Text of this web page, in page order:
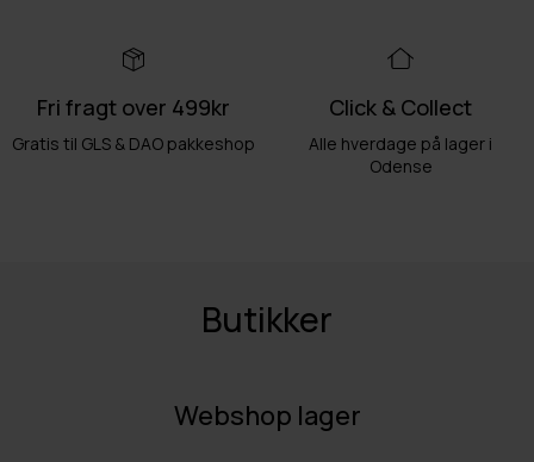
Fri fragt over 499kr
Gratis til GLS & DAO pakkeshop
Click & Collect
Alle hverdage på lager i
Odense
Butikker
Webshop lager